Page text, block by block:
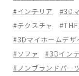
#インテリア
#3D
#テクスチャ
#3Dマイホームデザ
#ソファ
#3Dイン
#ノンブランドパー